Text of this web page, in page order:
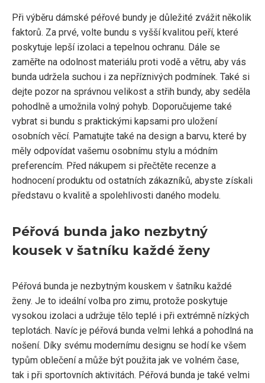
Při výběru dámské péřové bundy je důležité zvážit několik
faktorů. Za prvé, volte bundu s vyšší kvalitou peří, které
poskytuje lepší izolaci a tepelnou ochranu. Dále se
zaměřte na odolnost materiálu proti vodě a větru, aby vás
bunda udržela suchou i za nepříznivých podmínek. Také si
dejte pozor na správnou velikost a střih bundy, aby seděla
pohodlně a umožnila volný pohyb. Doporučujeme také
vybrat si bundu s praktickými kapsami pro uložení
osobních věcí. Pamatujte také na design a barvu, které by
měly odpovídat vašemu osobnímu stylu a módním
preferencím. Před nákupem si přečtěte recenze a
hodnocení produktu od ostatních zákazníků, abyste získali
představu o kvalitě a spolehlivosti daného modelu.
Péřová bunda jako nezbytný
kousek v šatníku každé ženy
Péřová bunda je nezbytným kouskem v šatníku každé
ženy. Je to ideální volba pro zimu, protože poskytuje
vysokou izolaci a udržuje tělo teplé i při extrémně nízkých
teplotách. Navíc je péřová bunda velmi lehká a pohodlná na
nošení. Díky svému modernímu designu se hodí ke všem
typům oblečení a může být použita jak ve volném čase,
tak i při sportovních aktivitách. Péřová bunda je také velmi